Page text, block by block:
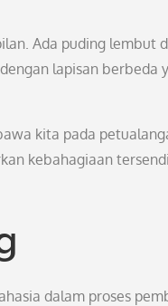
Ada puding lembut
lapisan berbeda
kita pada
kebahagiaan
dalam proses